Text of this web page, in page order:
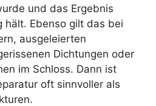
und das Ergebnis
hält. Ebenso gilt das bei
ausgeleierten
Dichtungen oder
im Schloss. Dann ist
oft sinnvoller als